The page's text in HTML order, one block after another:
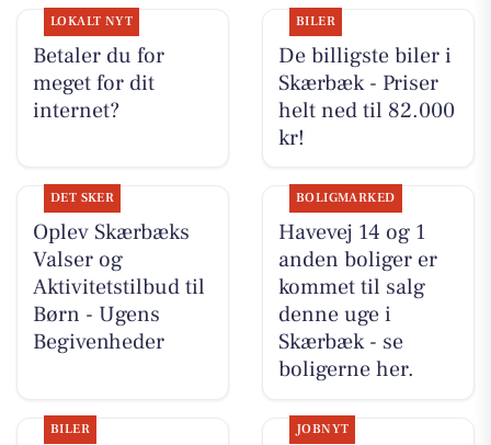
LOKALT NYT
Betaler du for
meget for dit
internet?
BILER
De billigste biler i
Skærbæk - Priser
helt ned til 82.000
kr!
DET SKER
Oplev Skærbæks
Valser og
Aktivitetstilbud til
Børn - Ugens
Begivenheder
BOLIGMARKED
Havevej 14 og 1
anden boliger er
kommet til salg
denne uge i
Skærbæk - se
boligerne her.
BILER JOBNYT